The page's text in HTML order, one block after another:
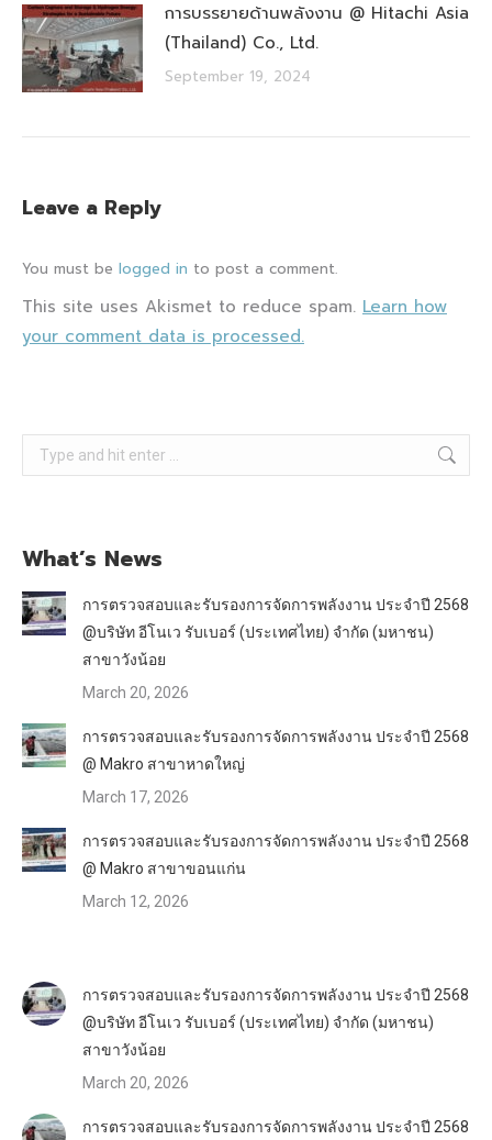
การบรรยายด้านพลังงาน @ Hitachi Asia
(Thailand) Co., Ltd.
September 19, 2024
Leave a Reply
You must be logged in to post a comment.
This site uses Akismet to reduce spam. Learn how
your comment data is processed.
Search:
What’s News
การตรวจสอบและรับรองการจัดการพลังงาน ประจำปี 2568
@บริษัท อีโนเว รับเบอร์ (ประเทศไทย) จำกัด (มหาชน)
สาขาวังน้อย
March 20, 2026
การตรวจสอบและรับรองการจัดการพลังงาน ประจำปี 2568
@ Makro สาขาหาดใหญ่
March 17, 2026
การตรวจสอบและรับรองการจัดการพลังงาน ประจำปี 2568
@ Makro สาขาขอนแก่น
March 12, 2026
การตรวจสอบและรับรองการจัดการพลังงาน ประจำปี 2568
@บริษัท อีโนเว รับเบอร์ (ประเทศไทย) จำกัด (มหาชน)
สาขาวังน้อย
March 20, 2026
การตรวจสอบและรับรองการจัดการพลังงาน ประจำปี 2568